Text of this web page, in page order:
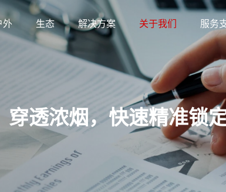
外 生态 解决方案 关于我们 服务
透浓烟，快速精准锁